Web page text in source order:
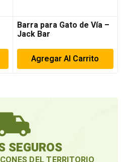
Barra para Gato de Vía –
Jack Bar
Agregar Al Carrito
SEGUROS